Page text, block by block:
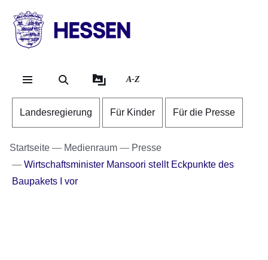
HESSEN
Landesregierung
A-Z
Landesregierung Für Kinder Für die Presse
Startseite Medienraum
Presse
Wirtschaftsminister Mansoori stellt Eckpunkte des
Baupakets I vor